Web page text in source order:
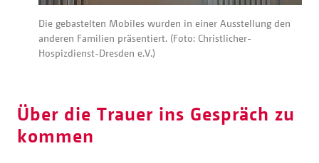
Die gebastelten Mobiles wurden in einer Ausstellung den
anderen Familien präsentiert. (Foto: Christlicher-
Hospizdienst-Dresden e.V.)
Über die Trauer ins Gespräch zu
kommen